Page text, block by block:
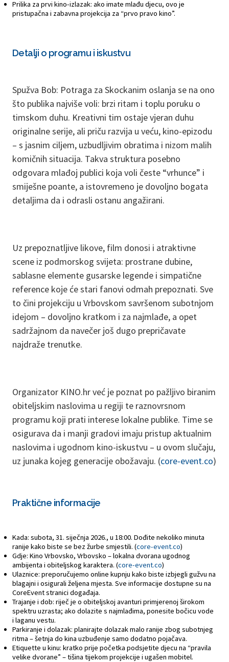
Prilika za prvi kino-izlazak: ako imate mlađu djecu, ovo je
pristupačna i zabavna projekcija za “prvo pravo kino”.
Detalji o programu i iskustvu
Spužva Bob: Potraga za Skockanim oslanja se na ono
što publika najviše voli: brzi ritam i toplu poruku o
timskom duhu. Kreativni tim ostaje vjeran duhu
originalne serije, ali priču razvija u veću, kino-epizodu
– s jasnim ciljem, uzbudljivim obratima i nizom malih
komičnih situacija. Takva struktura posebno
odgovara mlađoj publici koja voli česte “vrhunce” i
smiješne poante, a istovremeno je dovoljno bogata
detaljima da i odrasli ostanu angažirani.
Uz prepoznatljive likove, film donosi i atraktivne
scene iz podmorskog svijeta: prostrane dubine,
sablasne elemente gusarske legende i simpatične
reference koje će stari fanovi odmah prepoznati. Sve
to čini projekciju u Vrbovskom savršenom subotnjom
idejom – dovoljno kratkom i za najmlađe, a opet
sadržajnom da navečer još dugo prepričavate
najdraže trenutke.
Organizator KINO.hr već je poznat po pažljivo biranim
obiteljskim naslovima u regiji te raznovrsnom
programu koji prati interese lokalne publike. Time se
osigurava da i manji gradovi imaju pristup aktualnim
naslovima i ugodnom kino-iskustvu – u ovom slučaju,
uz junaka kojeg generacije obožavaju. (core-event.co)
Praktične informacije
Kada: subota, 31. siječnja 2026., u 18:00. Dođite nekoliko minuta
ranije kako biste se bez žurbe smjestili. (core-event.co)
Gdje: Kino Vrbovsko, Vrbovsko – lokalna dvorana ugodnog
ambijenta i obiteljskog karaktera. (core-event.co)
Ulaznice: preporučujemo online kupnju kako biste izbjegli gužvu na
blagajni i osigurali željena mjesta. Sve informacije dostupne su na
CoreEvent stranici događaja.
Trajanje i dob: riječ je o obiteljskoj avanturi primjerenoj širokom
spektru uzrasta; ako dolazite s najmlađima, ponesite bočicu vode
i laganu vestu.
Parkiranje i dolazak: planirajte dolazak malo ranije zbog subotnjeg
ritma – šetnja do kina uzbuđenje samo dodatno pojačava.
Etiquette u kinu: kratko prije početka podsjetite djecu na “pravila
velike dvorane” – tišina tijekom projekcije i ugašen mobitel.